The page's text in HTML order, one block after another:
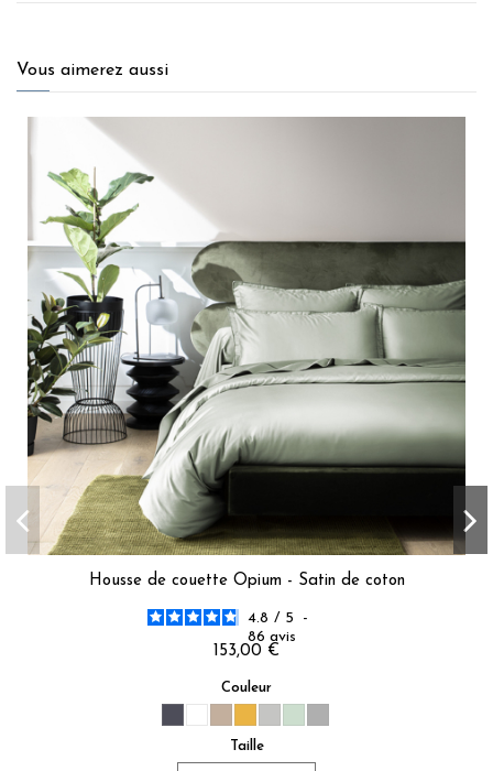
Vous aimerez aussi
Housse de couette Opium - Satin de coton
4.8 / 5
-
86 avis
153,00 €
Couleur
Taille